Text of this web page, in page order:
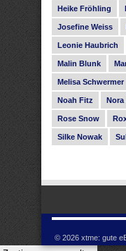
Heike Fröhling
Josefine Weiss
Leonie Haubrich
Malin Blunk
Melisa Schwermer
Noah Fitz Nora
Rose Snow
Silke Nowak
© 2026 xtme: gute